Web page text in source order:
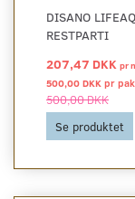
DISANO
RESTPARTI
207,47 DKK pr
500,00 DKK pr
500,00 DKK
Se produktet